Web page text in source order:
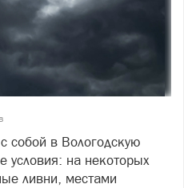
собой в Вологодскую
условия: на некоторых
ливни, местами